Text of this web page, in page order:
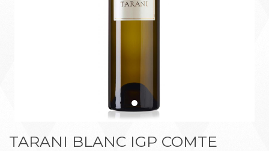
TARANI BLANC IGP COMTE